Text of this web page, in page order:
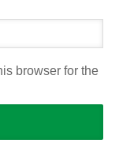
browser for the